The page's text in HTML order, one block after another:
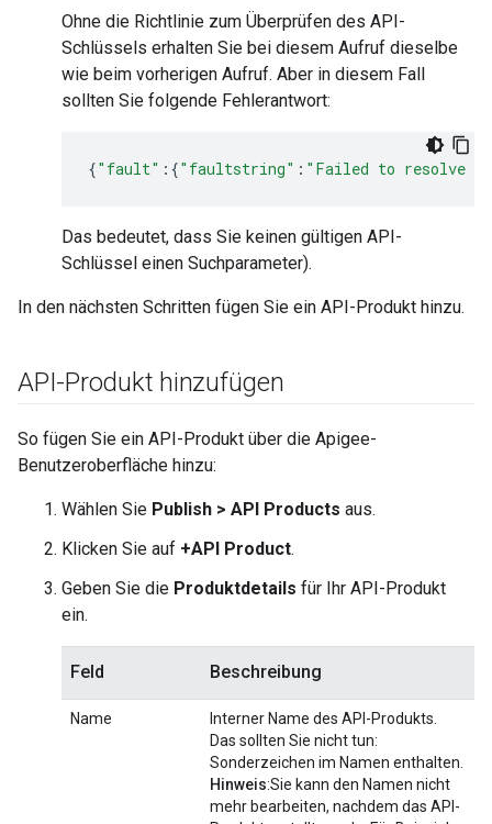
Ohne die Richtlinie zum Überprüfen des API-
Schlüssels erhalten Sie bei diesem Aufruf dieselbe
wie beim vorherigen Aufruf. Aber in diesem Fall
sollten Sie folgende Fehlerantwort:
{"fault" :{"faultstring" : "Failed to resolve
Das bedeutet, dass Sie keinen gültigen API-
Schlüssel einen Suchparameter).
In den nächsten Schritten fügen Sie ein API-Produkt hinzu.
API-Produkt hinzufügen
So fügen Sie ein API-Produkt über die Apigee-
Benutzeroberfläche hinzu:
Wählen Sie Publish > API Products aus.
Klicken Sie auf +API Product.
Geben Sie die Produktdetails für Ihr API-Produkt
ein.
Feld Beschreibung
Name
Interner Name des API-Produkts.
Das sollten Sie nicht tun:
Sonderzeichen im Namen enthalten.
Hinweis:Sie kann den Namen nicht
mehr bearbeiten, nachdem das API-